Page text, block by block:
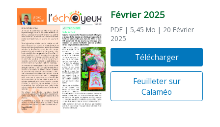
Février 2025
PDF | 5,45 Mo | 20 Février
2025
Télécharger
Feuilleter sur
Calaméo